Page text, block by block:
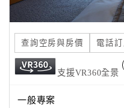
查詢空房與房價 電話
支援VR360全景
一般專案